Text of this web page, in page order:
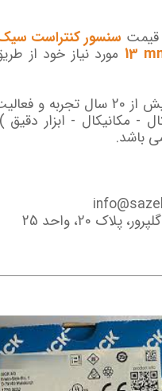
قیمت
13 مورد نیاز خود از
گروه سازه گستر پایتخت با تکیه
- مکانیکال - ابزار
باشد.
20، واحد 25